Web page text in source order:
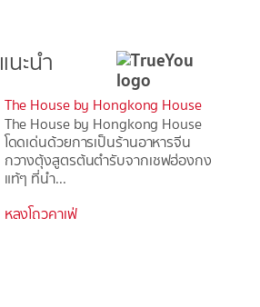
ะนำ
The House by Hongkong House
The House by Hongkong House
โดดเด่นด้วยการเป็นร้านอาหารจีน
กวางตุ้งสูตรต้นตำรับจากเชฟฮ่องกง
แท้ๆ ที่นำ...
หลงโถวคาเฟ่